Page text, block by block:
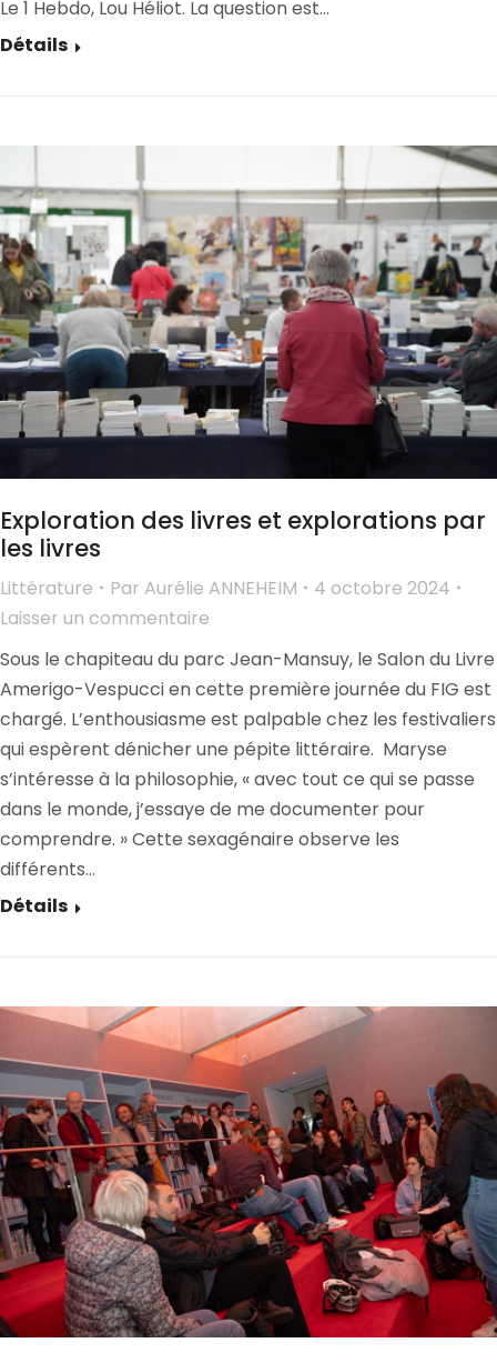
Le 1 Hebdo, Lou Héliot. La question est…
Détails
Exploration des livres et explorations par
les livres
Littérature Par Aurélie ANNEHEIM
4 octobre 2024
Laisser un commentaire
Sous le chapiteau du parc Jean-Mansuy, le Salon du Livre
Amerigo-Vespucci en cette première journée du FIG est
chargé. L’enthousiasme est palpable chez les festivaliers
qui espèrent dénicher une pépite littéraire. Maryse
s’intéresse à la philosophie, « avec tout ce qui se passe
dans le monde, j’essaye de me documenter pour
comprendre. » Cette sexagénaire observe les
différents…
Détails